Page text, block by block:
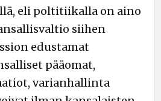
eli poltitiikalla on aino
siihen
edustamat
pääomat,
varianhallinta